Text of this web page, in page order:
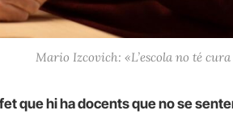
Mario Izcovich: «L’escola no té
que hi ha docents que no se